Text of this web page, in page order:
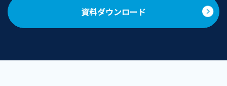
資料ダウンロード